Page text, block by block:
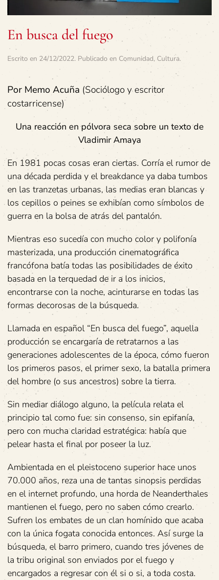
En busca del fuego
Escrito en 24/12/2022. Publicado en Comunidad, Cultura.
Por Memo Acuña (Sociólogo y escritor
costarricense)
Una reacción en pólvora seca sobre un texto de
Vladimir Amaya
En 1981 pocas cosas eran ciertas. Corría el rumor de
una década perdida y el breakdance ya daba tumbos
en las tranzetas urbanas, las medias eran blancas y
los cepillos o peines se exhibían como símbolos de
guerra en la bolsa de atrás del pantalón.
Mientras eso sucedía con mucho color y polifonía
masterizada, una producción cinematográfica
francófona batía todas las posibilidades de éxito
basada en la terquedad de ir a los inicios,
encontrarse con la noche, acinturarse en todas las
formas decorosas de la búsqueda.
Llamada en español “En busca del fuego”, aquella
producción se encargaría de retratarnos a las
generaciones adolescentes de la época, cómo fueron
los primeros pasos, el primer sexo, la batalla primera
del hombre (o sus ancestros) sobre la tierra.
Sin mediar diálogo alguno, la película relata el
principio tal como fue: sin consenso, sin epifanía,
pero con mucha claridad estratégica: había que
pelear hasta el final por poseer la luz.
Ambientada en el pleistoceno superior hace unos
70.000 años, reza una de tantas sinopsis perdidas
en el internet profundo, una horda de Neanderthales
mantienen el fuego, pero no saben cómo crearlo.
Sufren los embates de un clan homínido que acaba
con la única fogata conocida entonces. Así surge la
búsqueda, el barro primero, cuando tres jóvenes de
la tribu original son enviados por el fuego y
encargados a regresar con él si o si, a toda costa.